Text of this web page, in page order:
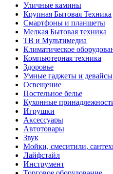
Уличные камины
Крупная Бытовая Техника
Смартфоны и планшеты
Мелкая Бытовая техника
ТВ и Мультимедиа
Климатическое
Компьютерная техника
Здоровье
Умные гаджеты и девайсы
Освещение
Постельное белье
Кухонные
Игрушки
Аксессуары
Автотовары
Звук
Мойки, смеситили,
Лайфстайл
Инструмент